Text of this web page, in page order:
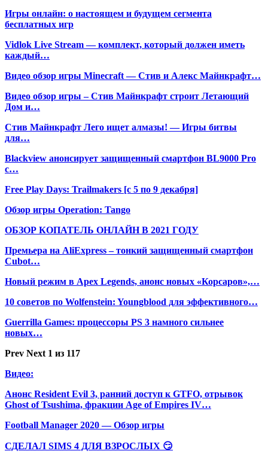
Игры онлайн: о настоящем и будущем сегмента
бесплатных игр
Vidlok Live Stream — комплект, который должен иметь
каждый…
Видео обзор игры Minecraft — Стив и Алекс Майнкрафт…
Видео обзор игры – Стив Майнкрафт строит Летающий
Дом и…
Стив Майнкрафт Лего ищет алмазы! — Игры битвы
для…
Blackview анонсирует защищенный смартфон BL9000 Pro
с…
Free Play Days: Trailmakers [с 5 по 9 декабря]
Обзор игры Operation: Tango
ОБЗОР КОПАТЕЛЬ ОНЛАЙН В 2021 ГОДУ
Премьера на AliExpress – тонкий защищенный смартфон
Cubot…
Новый режим в Apex Legends, анонс новых «Корсаров»,…
10 советов по Wolfenstein: Youngblood для эффективного…
Guerrilla Games: процессоры PS 3 намного сильнее
новых…
Prev Next 1 из 117
Видео:
Анонс Resident Evil 3, ранний доступ к GTFO, отрывок
Ghost of Tsushima, фракции Age of Empires IV…
Football Manager 2020 — Обзор игры
СДЕЛАЛ SIMS 4 ДЛЯ ВЗРОСЛЫХ 😏